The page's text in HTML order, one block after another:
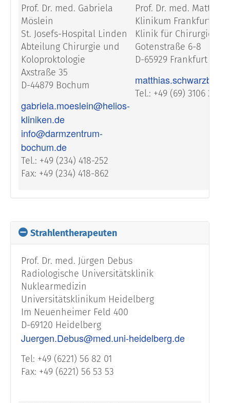
Prof. Dr. med. Gabriela
Möslein
St. Josefs-Hospital Linden
Abteilung Chirurgie und
Koloproktologie
Axstraße 35
D-44879 Bochum
gabriela.moeslein@helios-
kliniken.de
info@darmzentrum-
bochum.de
Tel.: +49 (234) 418-252
Fax: +49 (234) 418-862
Prof. Dr. med.
Klinikum Frankfurt-
Klinik für Chirurgie
Gotenstraße 6-8
D-65929 Frankfurt
Tel.: +49 (69) 3106 2323
Strahlentherapeuten
Prof. Dr. med. Jürgen Debus
Radiologische Universitätsklinik
Nuklearmedizin
Universitätsklinikum Heidelberg
Im Neuenheimer Feld 400
D-69120 Heidelberg
Juergen.Debus@med.uni-heidelberg.de
Tel: +49 (6221) 56 82 01
Fax: +49 (6221) 56 53 53